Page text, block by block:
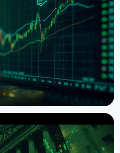
$1 мільярд припливу за